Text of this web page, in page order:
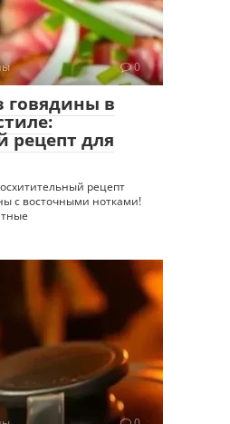
0
говядины в
рецепт для
рецепт
с восточными нотками!